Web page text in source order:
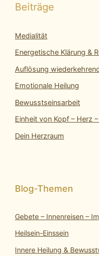
Beiträge
Medialität
Energetische Klärung &
Auflösung
Emotionale Heilung
Bewusstseinsarbeit
Einheit von Kopf – Herz
Dein Herzraum
Gebete – Innenreisen –
Heilsein-Einssein
Innere Heilung &